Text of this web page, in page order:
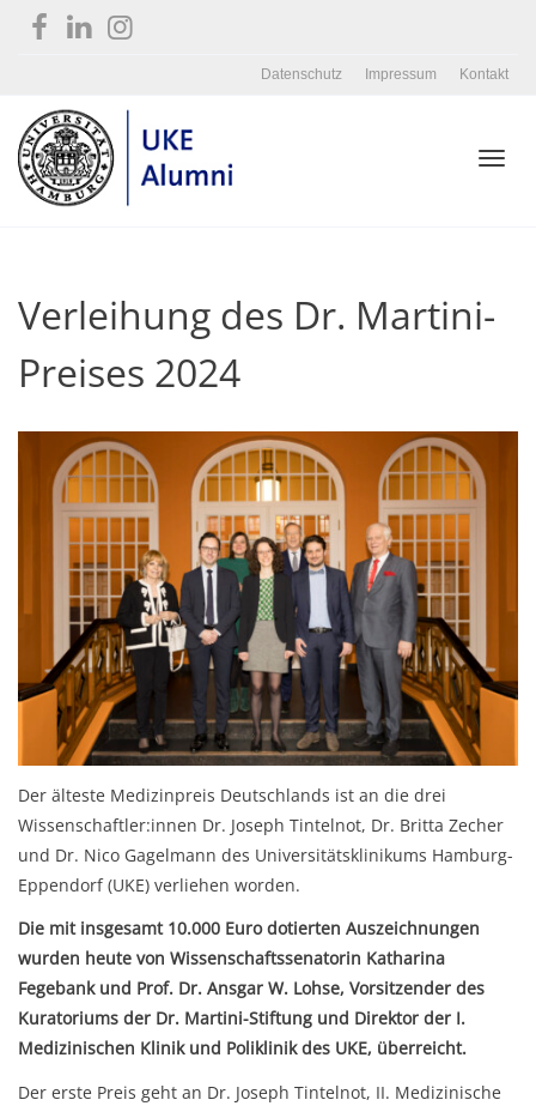
Datenschutz Impressum Kontakt
Verleihung des Dr. Martini-
Preises 2024
Der älteste Medizinpreis Deutschlands ist an die drei
Wissenschaftler:innen Dr. Joseph Tintelnot, Dr. Britta Zecher
und Dr. Nico Gagelmann des Universitätsklinikums Hamburg-
Eppendorf (UKE) verliehen worden.
Die mit insgesamt 10.000 Euro dotierten Auszeichnungen
wurden heute von Wissenschaftssenatorin Katharina
Fegebank und Prof. Dr. Ansgar W. Lohse, Vorsitzender des
Kuratoriums der Dr. Martini-Stiftung und Direktor der I.
Medizinischen Klinik und Poliklinik des UKE, überreicht.
Der erste Preis geht an Dr. Joseph Tintelnot, II. Medizinische